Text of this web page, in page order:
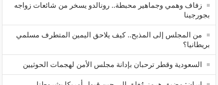
زفاف وهمي وجماهير محبطة.. رونالدو يسخر من شائعات زواجه
بجورجينا
من المجلس إلى المذبح.. كيف يلاحق اليمين المتطرف مسلمي
بريطانيا؟
السعودية وقطر ترحبان بإدانة مجلس الأمن لهجمات الحوثيين